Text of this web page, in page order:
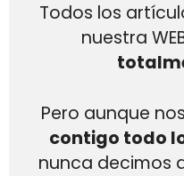
Todos los
nuestra
Pero aunque
contigo todo
nunca decimos